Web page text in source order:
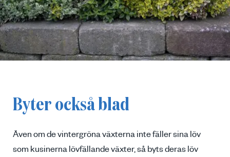
Byter också blad
Även om de vintergröna växterna inte fäller sina löv
som kusinerna lövfällande växter, så byts deras löv